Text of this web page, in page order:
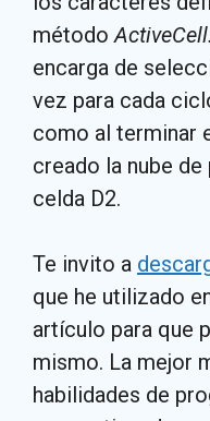
método
encarga de
vez para cada
como al terminar
creado la nube
celda D2.
Te invito a
que he utilizado
artículo para que
mismo. La mejor
habilidades de